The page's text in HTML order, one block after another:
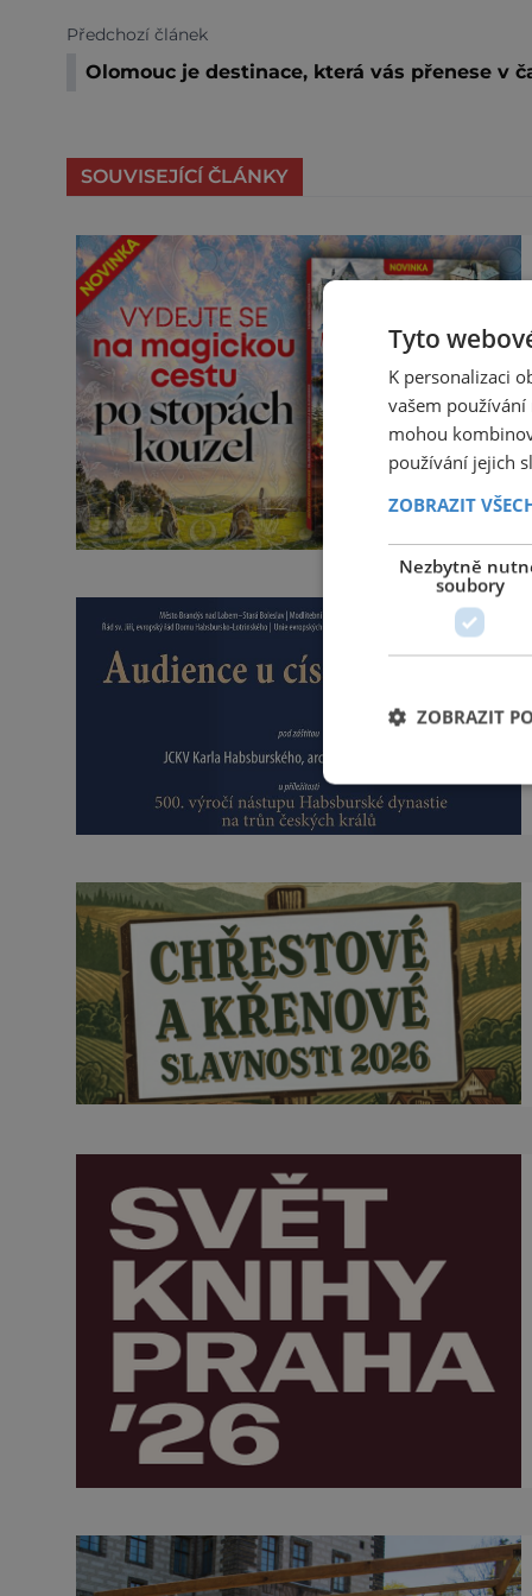
Předchozí článek
Olomouc je destinace, která vás přenese v
SOUVISEJÍCÍ ČLÁNKY
Tyto
K personalizaci
vašem
mohou
používání jejich
ZOBRAZIT
Nezbytně
soubory
ZOBRAZIT